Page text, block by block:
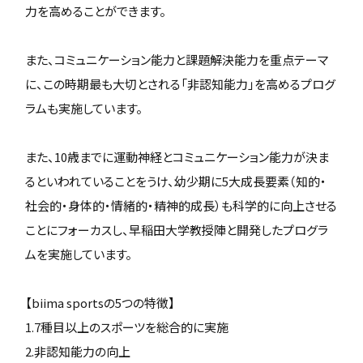
力を高めることができます。
また、コミュニケーション能力と課題解決能力を重点テーマ
に、この時期最も大切とされる「非認知能力」を高めるプログ
ラムも実施しています。
また、10歳までに運動神経とコミュニケーション能力が決ま
るといわれていることをうけ、幼少期に5大成長要素（知的・
社会的・身体的・情緒的・精神的成長）も科学的に向上させる
ことにフォーカスし、早稲田大学教授陣と開発したプログラ
ムを実施しています。
【biima sportsの5つの特徴】
1.7種目以上のスポーツを総合的に実施
2.非認知能力の向上